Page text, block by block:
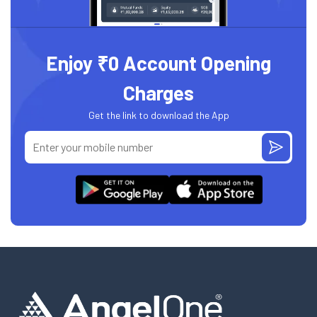
Enjoy ₹0 Account Opening
Charges
Get the link to download the App